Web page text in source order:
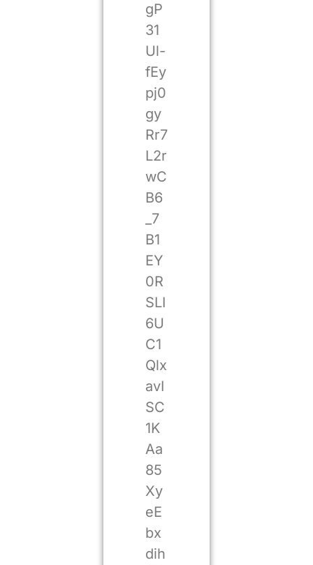
gP
31
Ul-
fEy
pj0
gy
Rr7
L2r
wC
B6
_7
B1
EY
0R
SLI
6U
C1
Qlx
avI
SC
1K
Aa
85
Xy
eE
bx
dih